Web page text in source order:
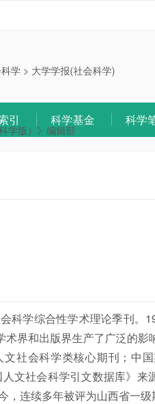
引 科学基金 科学
学 > 大学学报(社会科学)
学版）》编辑部
科学综合性学术理论季刊。
界和出版界生产了广泛的影
社会科学类核心期刊；中国
文社会科学引文数据库》来
连续多年被评为山西省一级